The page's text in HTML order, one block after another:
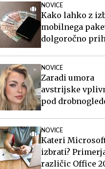
NOVICE
Kako lahko z
mobilnega
dolgoročno
NOVICE
Zaradi umora
avstrijske
pod
NOVICE
Kateri
izbrati?
različic Office